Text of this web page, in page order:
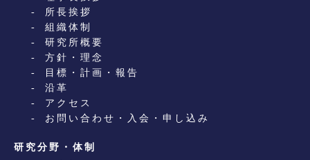
所長挨拶
組織体制
研究所概要
方針・理念
目標・計画・報告
沿革
アクセス
お問い合わせ・入会・申し込み
研究分野・体制